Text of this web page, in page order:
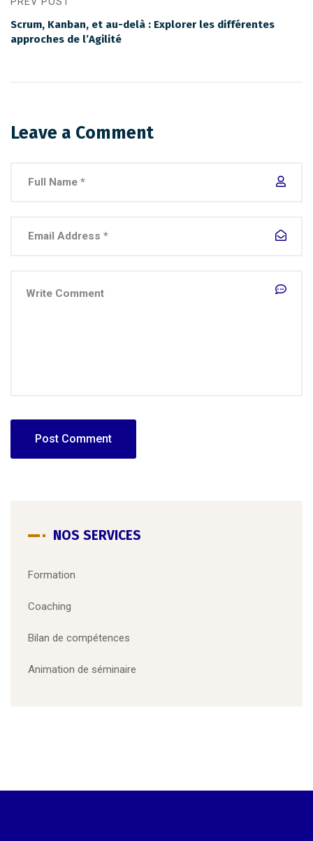
Scrum, Kanban, et au-delà : Explorer les différentes
approches de l’Agilité
Leave a Comment
NOS SERVICES
Formation
Coaching
Bilan de compétences
Animation de séminaire